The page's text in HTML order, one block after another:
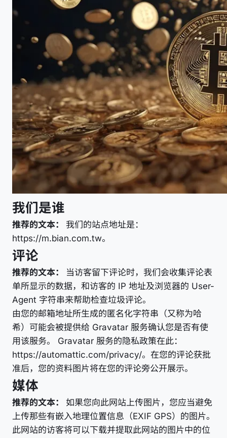
我们是谁
推荐的文本： 我们的站点地址是：
https://m.bian.com.tw。
评论
推荐的文本： 当访客留下评论时，我们会收集评论表
单所显示的数据，和访客的 IP 地址及浏览器的 User-
Agent 字符串来帮助检查垃圾评论。
由您的邮箱地址所生成的匿名化字符串（又称为哈
希）可能会被提供给 Gravatar 服务确认您是否有使
用该服务。 Gravatar 服务的隐私政策在此：
https://automattic.com/privacy/。在您的评论获批
准后，您的资料图片将在您的评论旁公开展示。
媒体
推荐的文本： 如果您向此网站上传图片，您应当避免
上传那些有嵌入地理位置信息（EXIF GPS）的图片。
此网站的访客将可以下载并提取此网站的图片中的位